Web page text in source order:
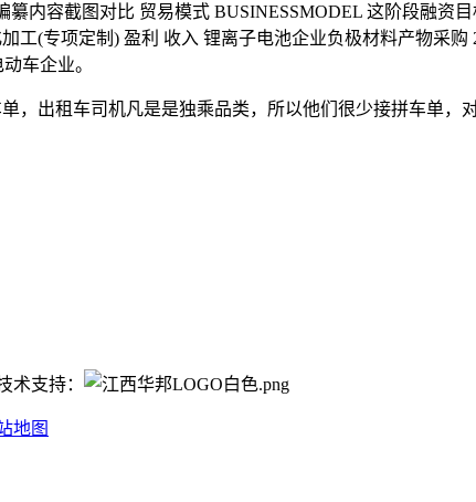
容截图对比 贸易模式 BUSINESSMODEL 这阶段融资
(专项定制) 盈利 收入 锂离子电池企业负极材料产物采购
车企业。
出租车司机凡是是独乘品类，所以他们很少接拼车单，
术支持：
地图